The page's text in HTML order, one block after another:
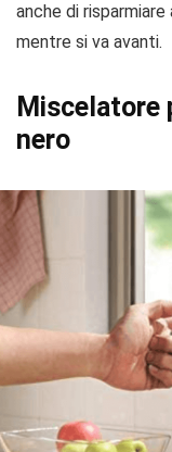
anche di
mentre si va avanti.
Miscelatore
nero